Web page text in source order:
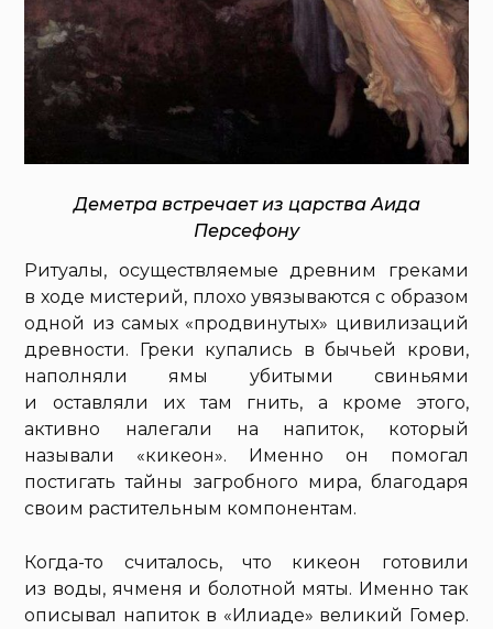
Деметра встречает из царства Аида
Персефону
Ритуалы, осуществляемые древним греками
в ходе мистерий, плохо увязываются с образом
одной из самых «продвинутых» цивилизаций
древности. Греки купались в бычьей крови,
наполняли ямы убитыми свиньями
и оставляли их там гнить, а кроме этого,
активно налегали на напиток, который
называли «кикеон». Именно он помогал
постигать тайны загробного мира, благодаря
своим растительным компонентам.
Когда-то считалось, что кикеон готовили
из воды, ячменя и болотной мяты. Именно так
описывал напиток в «Илиаде» великий Гомер.